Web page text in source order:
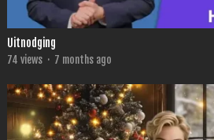
Uitnodging
74 views · 7 months ago